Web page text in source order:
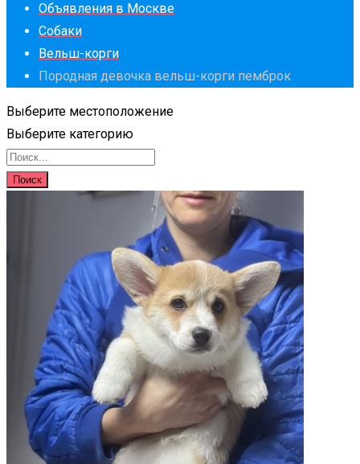
Объявления в Москве
Собаки
Вельш-корги
Породная девочка вельш-корги пемброк
Выберите местоположение
Выберите категорию
Поиск